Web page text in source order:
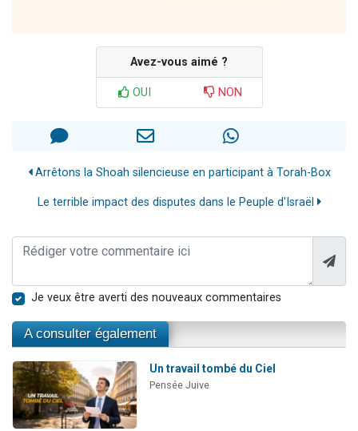
Avez-vous aimé ?
OUI NON
Arrêtons la Shoah silencieuse en participant à Torah-Box
Le terrible impact des disputes dans le Peuple d'Israël
Je veux être averti des nouveaux commentaires
A consulter également
Un travail tombé du Ciel
Pensée Juive